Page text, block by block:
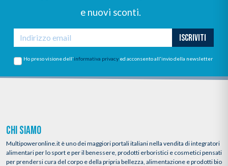
e nuovi sconti.
ISCRIVITI
Ho preso visione dell'informativa privacy ed acconsento all'invio della newsletter
CHI SIAMO
Multipoweronline.it è uno dei maggiori portali italiani nella vendita di integratori
alimentari per lo sport e per il benessere, prodotti erboristici e cosmetici pensati
per prendersi cura del corpo e della pripria bellezza, alimentazione e prodotti bio